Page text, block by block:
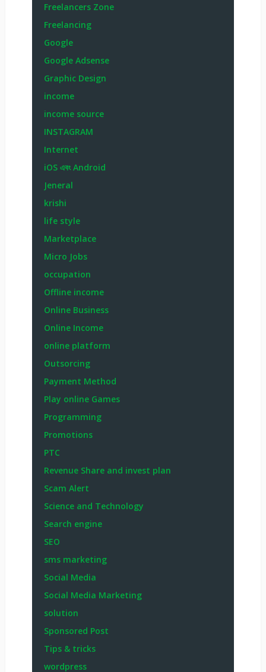
Freelancers Zone
Freelancing
Google
Google Adsense
Graphic Design
income
income source
INSTAGRAM
Internet
iOS এবং Android
Jeneral
krishi
life style
Marketplace
Micro Jobs
occupation
Offline income
Online Business
Online Income
online platform
Outsorcing
Payment Method
Play online Games
Programming
Promotions
PTC
Revenue Share and invest plan
Scam Alert
Science and Technology
Search engine
SEO
sms marketing
Social Media
Social Media Marketing
solution
Sponsored Post
Tips & tricks
wordpress